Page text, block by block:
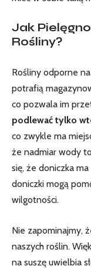
Jak
Rośliny?
Rośliny ⁢odporne
potrafią
co pozwala im
podlewać tylko
co zwykle ma
że nadmiar wody
się, że doniczka
doniczki mogą
wilgotności.
Nie zapominajmy,
naszych roślin.
na suszę uwielbia